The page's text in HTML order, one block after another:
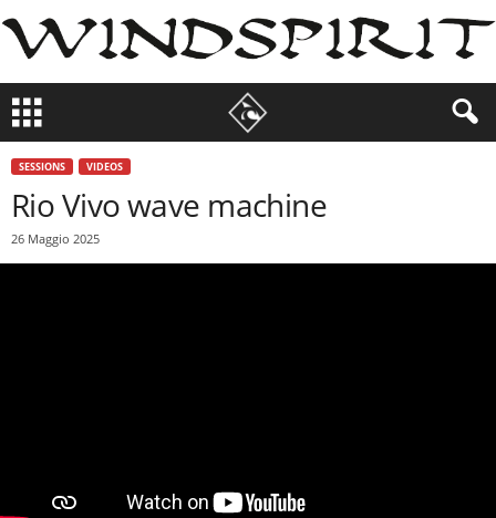
SESSIONS VIDEOS
Rio Vivo wave machine
26 Maggio 2025